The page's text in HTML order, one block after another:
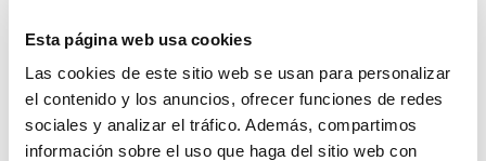
Esta página web usa cookies
Las cookies de este sitio web se usan para personalizar
el contenido y los anuncios, ofrecer funciones de redes
sociales y analizar el tráfico. Además, compartimos
información sobre el uso que haga del sitio web con
luz LED integrada facilita la
visualización de los vellos más
pequeños para lograr un
acabado más uniforme y
profesional desde la comodidad
de tu hogar.